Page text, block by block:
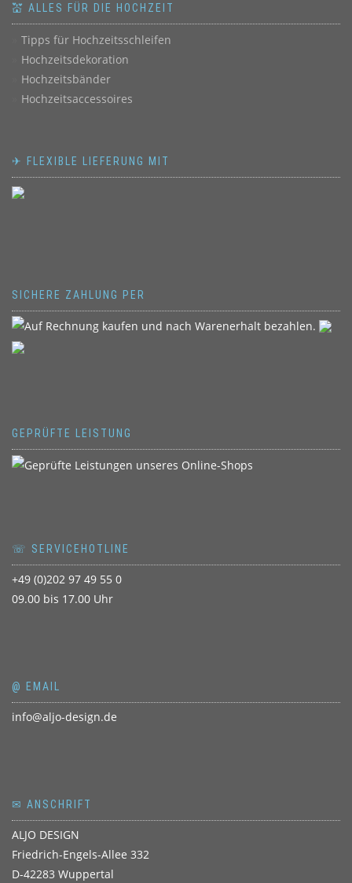
💒 ALLES FÜR DIE HOCHZEIT
Tipps für Hochzeitsschleifen
Hochzeitsdekoration
Hochzeitsbänder
Hochzeitsaccessoires
✈ FLEXIBLE LIEFERUNG MIT
SICHERE ZAHLUNG PER
GEPRÜFTE LEISTUNG
☏ SERVICEHOTLINE
+49 (0)202 97 49 55 0
09.00 bis 17.00 Uhr
@ EMAIL
info@aljo-design.de
✉ ANSCHRIFT
ALJO DESIGN
Friedrich-Engels-Allee 332
D-42283 Wuppertal